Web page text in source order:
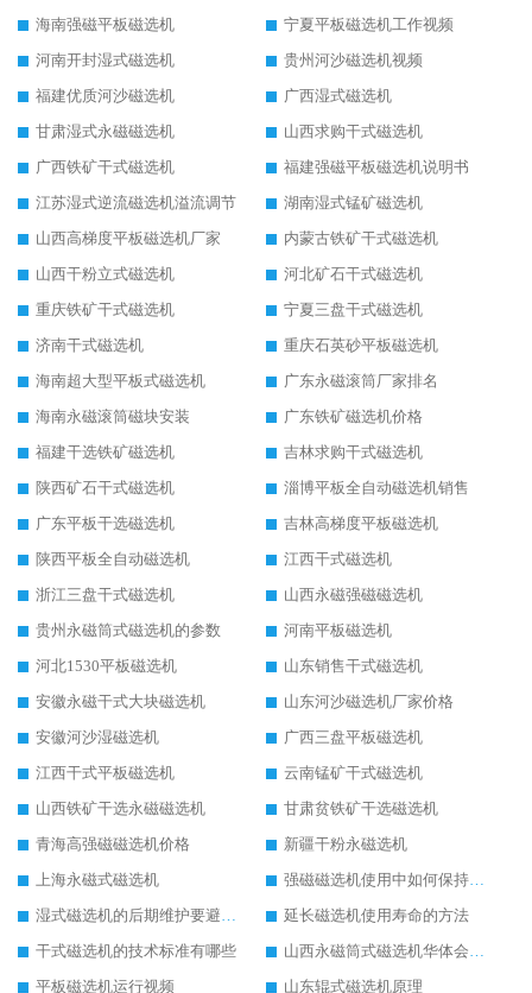
海南强磁平板磁选机
宁夏平板磁选机工作视频
河南开封湿式磁选机
贵州河沙磁选机视频
福建优质河沙磁选机
广西湿式磁选机
甘肃湿式永磁磁选机
山西求购干式磁选机
广西铁矿干式磁选机
福建强磁平板磁选机说明书
江苏湿式逆流磁选机溢流调节
湖南湿式锰矿磁选机
山西高梯度平板磁选机厂家
内蒙古铁矿干式磁选机
山西干粉立式磁选机
河北矿石干式磁选机
重庆铁矿干式磁选机
宁夏三盘干式磁选机
济南干式磁选机
重庆石英砂平板磁选机
海南超大型平板式磁选机
广东永磁滚筒厂家排名
海南永磁滚筒磁块安装
广东铁矿磁选机价格
福建干选铁矿磁选机
吉林求购干式磁选机
陕西矿石干式磁选机
淄博平板全自动磁选机销售
广东平板干选磁选机
吉林高梯度平板磁选机
陕西平板全自动磁选机
江西干式磁选机
浙江三盘干式磁选机
山西永磁强磁磁选机
贵州永磁筒式磁选机的参数
河南平板磁选机
河北1530平板磁选机
山东销售干式磁选机
安徽永磁干式大块磁选机
山东河沙磁选机厂家价格
安徽河沙湿磁选机
广西三盘平板磁选机
江西干式平板磁选机
云南锰矿干式磁选机
山西铁矿干选永磁磁选机
甘肃贫铁矿干选磁选机
青海高强磁磁选机价格
新疆干粉永磁选机
上海永磁式磁选机
强磁磁选机使用中如何保持其顺畅运行
湿式磁选机的后期维护要避开哪些坑
延长磁选机使用寿命的方法
干式磁选机的技术标准有哪些
山西永磁筒式磁选机华体会手机网页版-华体会(中国)
平板磁选机运行视频
山东辊式磁选机原理